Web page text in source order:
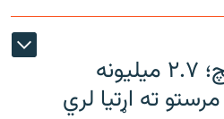
د راستنېدونکو کړکېچ؛ ۲.۷ میلیونه
ته اړتیا لري